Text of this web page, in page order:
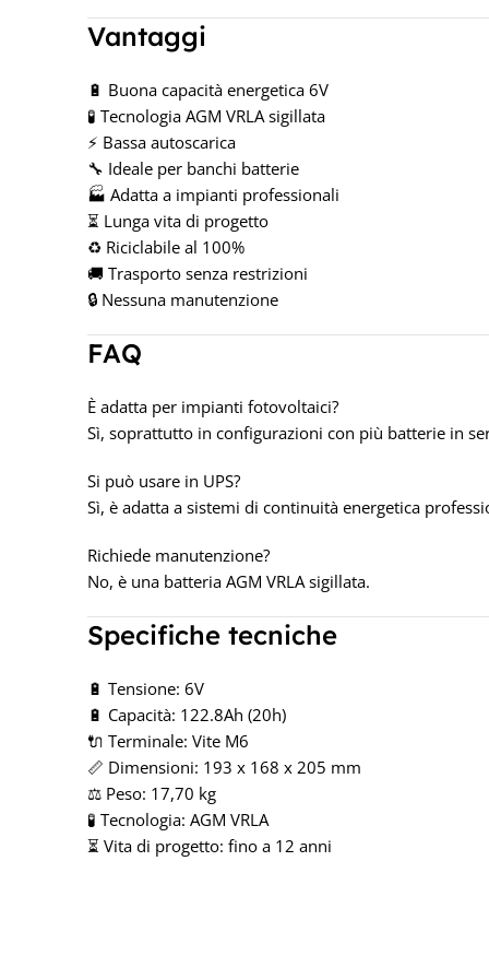
Vantaggi
🔋 Buona capacità energetica 6V
🧪 Tecnologia AGM VRLA sigillata
⚡ Bassa autoscarica
🔧 Ideale per banchi batterie
🏭 Adatta a impianti professionali
⏳ Lunga vita di progetto
♻️ Riciclabile al 100%
🚚 Trasporto senza restrizioni
🔒 Nessuna manutenzione
FAQ
È adatta per impianti fotovoltaici?
Sì, soprattutto in configurazioni con più batterie in
Si può usare in UPS?
Sì, è adatta a sistemi di continuità energetica
Richiede manutenzione?
No, è una batteria AGM VRLA sigillata.
Specifiche tecniche
🔋 Tensione: 6V
🔋 Capacità: 122.8Ah (20h)
🔌 Terminale: Vite M6
📏 Dimensioni: 193 x 168 x 205 mm
⚖️ Peso: 17,70 kg
🧪 Tecnologia: AGM VRLA
⏳ Vita di progetto: fino a 12 anni